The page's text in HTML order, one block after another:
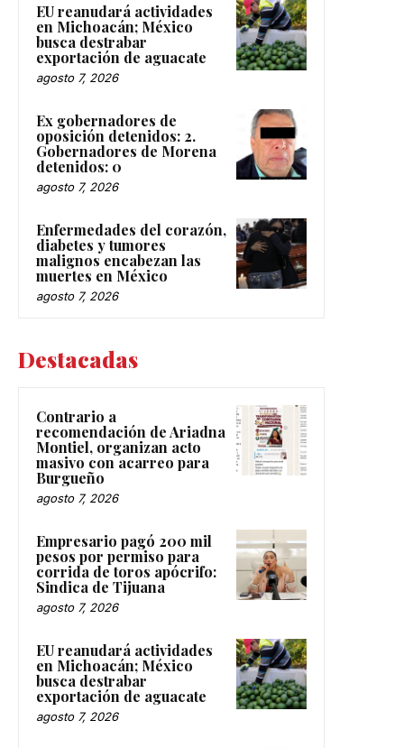
EU reanudará actividades
en Michoacán; México
busca destrabar
exportación de aguacate
agosto 7, 2026
Ex gobernadores de
oposición detenidos: 2.
Gobernadores de Morena
detenidos: 0
agosto 7, 2026
Enfermedades del corazón,
diabetes y tumores
malignos encabezan las
muertes en México
agosto 7, 2026
Destacadas
Contrario a
recomendación de Ariadna
Montiel, organizan acto
masivo con acarreo para
Burgueño
agosto 7, 2026
Empresario pagó 200 mil
pesos por permiso para
corrida de toros apócrifo:
Sindica de Tijuana
agosto 7, 2026
EU reanudará actividades
en Michoacán; México
busca destrabar
exportación de aguacate
agosto 7, 2026